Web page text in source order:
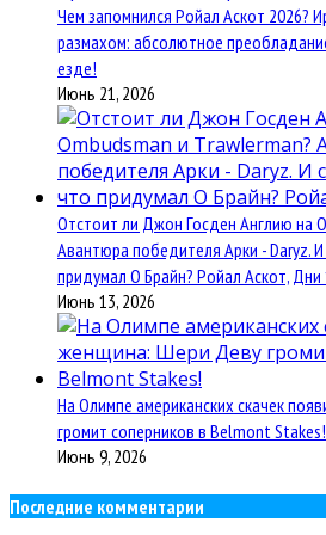
Чем запомнился Ройал Аскот 2026?
размахом: абсолютное
езде!
Июнь 21, 2026
Отстоит ли Джон Госден Англию на
Авантюра победителя Арки - Daryz.
придумал О Брайн? Ройал Аскот, Дни
Июнь 13, 2026
На Олимпе американских скачек
громит соперников в Belmont Stakes!
Июнь 9, 2026
Последние комментарии